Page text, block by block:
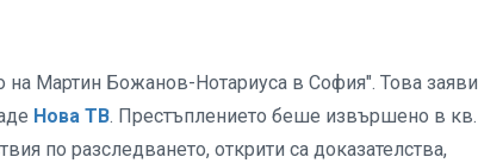
на Мартин Божанов-Нотариуса в София". Това заяви
Нова ТВ. Престъплението беше извършено в кв.
по разследването, открити са доказателства,